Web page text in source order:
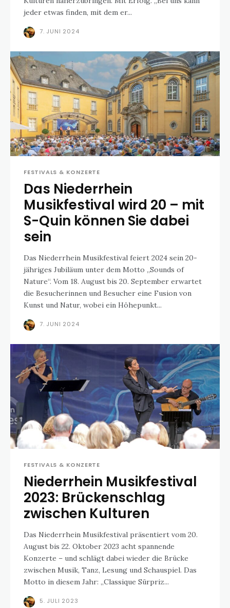
jeder etwas finden, mit dem er...
7. JUNI 2024
FESTIVALS & KONZERTE
Das Niederrhein
Musikfestival wird 20 – mit
S-Quin können Sie dabei
sein
Das Niederrhein Musikfestival feiert 2024 sein 20-
jähriges Jubiläum unter dem Motto „Sounds of
Nature“. Vom 18. August bis 20. September erwartet
die Besucherinnen und Besucher eine Fusion von
Kunst und Natur, wobei ein Höhepunkt...
7. JUNI 2024
FESTIVALS & KONZERTE
Niederrhein Musikfestival
2023: Brückenschlag
zwischen Kulturen
Das Niederrhein Musikfestival präsentiert vom 20.
August bis 22. Oktober 2023 acht spannende
Konzerte – und schlägt dabei wieder die Brücke
zwischen Musik, Tanz, Lesung und Schauspiel. Das
Motto in diesem Jahr: „Classique Sürpriz...
5. JULI 2023